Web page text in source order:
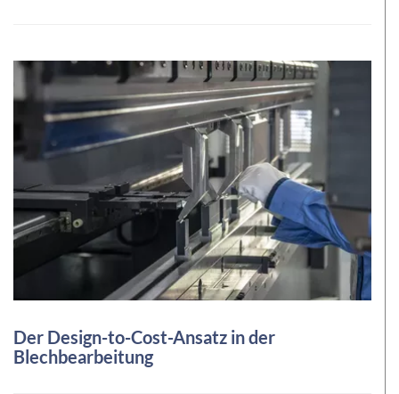
Der Design-to-Cost-Ansatz in der
Blechbearbeitung